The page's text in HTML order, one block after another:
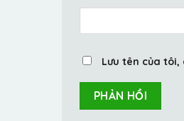
Lưu tên của